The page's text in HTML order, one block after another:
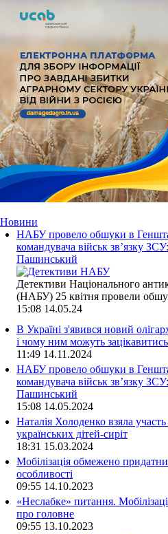
Новини
НАБУ провело обшуки в
командувача військ зв’язку
Пашинський
Детективи Національного
(НАБУ) 25 квітня провели
15:08 14.05.24
В Україні з'явився новий
і чому ним можуть
11:49 14.11.2024
НАБУ провело обшуки в
командувача військ зв’язку
Пашинський
15:08 14.05.2024
Наталія Холоденко взяла
українських дітей-сиріт
18:31 15.03.2024
Мобілізація обмежено
особливості
09:55 14.10.2023
«Неслабке» питання.
про головне
09:55 13.10.2023